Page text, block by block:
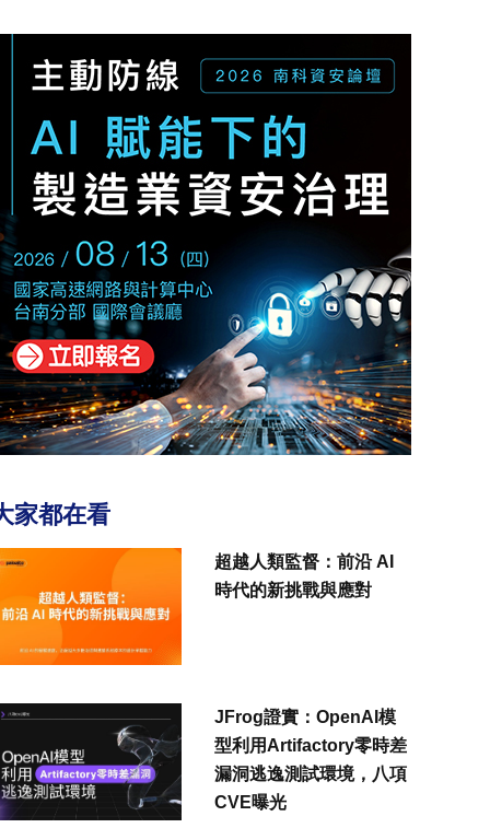
家都在看
超越人類監督：前沿 AI
時代的新挑戰與應對
JFrog證實：OpenAI模
型利用Artifactory零時差
漏洞逃逸測試環境，八項
CVE曝光